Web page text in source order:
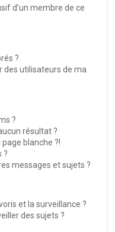
d’un membre de ce
?
utilisateurs de ma
?
résultat ?
blanche ?!
?
messages et sujets ?
et la surveillance ?
des sujets ?